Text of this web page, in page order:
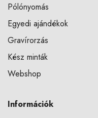
Pólónyomás
Egyedi ajándékok
Gravírorzás
Kész minták
Webshop
Információk